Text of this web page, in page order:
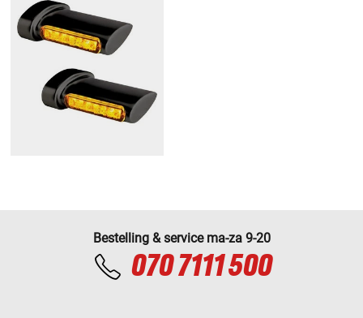
Bestelling & service ma-za 9-20
070 7111 500